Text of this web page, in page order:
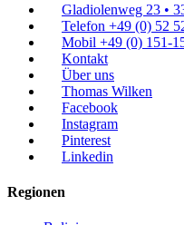
Gladiolenweg 23 •
Telefon +49 (0) 52
Mobil +49 (0) 151-
Kontakt
Über uns
Thomas Wilken
Facebook
Instagram
Pinterest
Linkedin
Regionen